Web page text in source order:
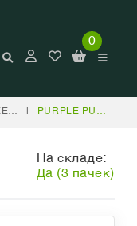
0
SWEET SEEDS | PURPLE PUNCH OG
На складе:
Да (3 пачек)